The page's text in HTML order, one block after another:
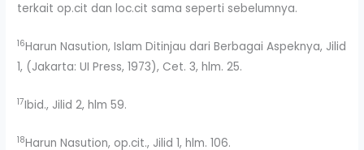
terkait op.cit dan loc.cit sama seperti sebelumnya.
16Harun Nasution, Islam Ditinjau dari Berbagai Aspeknya, Jilid
1, (Jakarta: UI Press, 1973), Cet. 3, hlm. 25.
17Ibid., Jilid 2, hlm 59.
18Harun Nasution, op.cit., Jilid 1, hlm. 106.